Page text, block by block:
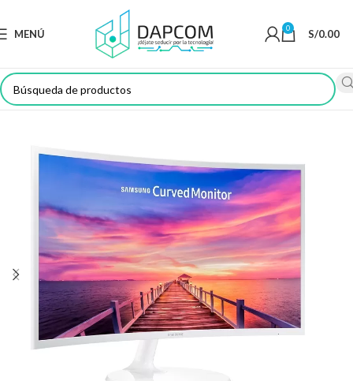
MENÚ 0 S/0.00